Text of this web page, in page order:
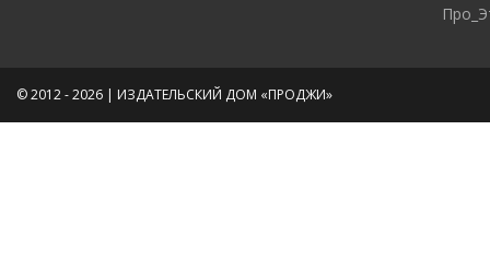
© 2012 - 2026 | ИЗДАТЕЛЬСКИЙ ДОМ «ПРОДЖИ»